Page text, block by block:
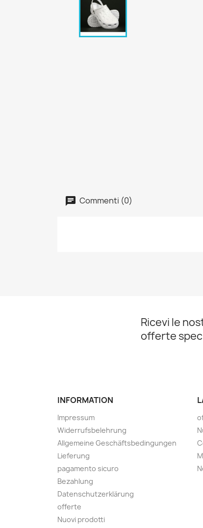
Commenti (0)
Ricevi le
offerte
INFORMATION
Impressum
Widerrufsbelehrung
Allgemeine Geschäftsbedingungen
Lieferung
pagamento sicuro
Bezahlung
Datenschutzerklärung
offerte
Nuovi prodotti